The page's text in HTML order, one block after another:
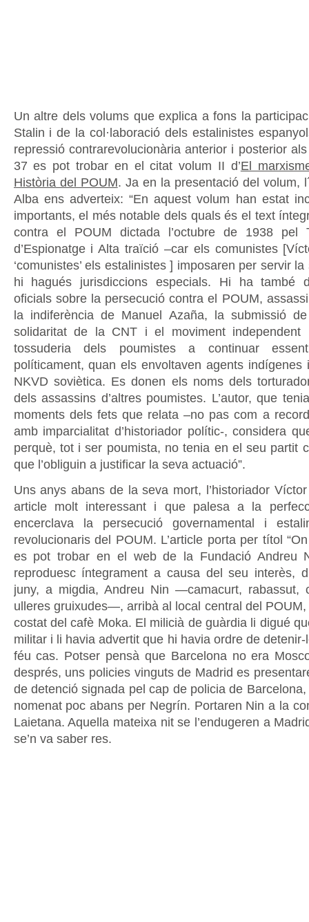
Un altre dels volums que explica a fons la
Stalin i de la col·laboració dels estalinistes
repressió contrarevolucionària anterior i posterior
37 es pot trobar en el citat volum II d’El
Història del POUM. Ja en la presentació del volum,
Alba ens adverteix: “En aquest volum han estat
importants, el més notable dels quals és el text
contra el POUM dictada l’octubre de 1938 pel
d’Espionatge i Alta traïció –car els comunistes
‘comunistes’ els estalinistes ] imposaren per servir
hi hagués jurisdiccions especials. Hi ha també
oficials sobre la persecució contra el POUM,
la indiferència de Manuel Azaña, la submissió
solidaritat de la CNT i el moviment independent
tossuderia dels poumistes a continuar
políticament, quan els envoltaven agents indígenes
NKVD soviètica. Es donen els noms dels
dels assassins d’altres poumistes. L’autor, que
moments dels fets que relata –no pas com a
amb imparcialitat d’historiador polític-, considera
perquè, tot i ser poumista, no tenia en el seu partit
que l’obliguin a justificar la seva actuació”.
Uns anys abans de la seva mort, l’historiador
article molt interessant i que palesa a la
encerclava la persecució governamental i
revolucionaris del POUM. L’article porta per títol
es pot trobar en el web de la Fundació Andreu
reproduesc íntegrament a causa del seu interès,
juny, a migdia, Andreu Nin —camacurt, rabassut,
ulleres gruixudes—, arribà al local central del
costat del cafè Moka. El milicià de guàrdia li digué
militar i li havia advertit que hi havia ordre de
féu cas. Potser pensà que Barcelona no era
després, uns policies vinguts de Madrid es
de detenció signada pel cap de policia de
nomenat poc abans per Negrín. Portaren Nin a la
Laietana. Aquella mateixa nit se l’endugeren a
se’n va saber res.